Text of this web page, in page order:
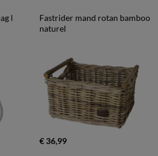
l
Fastrider mand rotan bamboo
naturel
€ 36,99